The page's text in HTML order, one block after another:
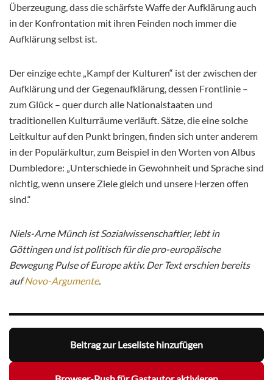
Überzeugung, dass die schärfste Waffe der Aufklärung auch
in der Konfrontation mit ihren Feinden noch immer die
Aufklärung selbst ist.
Der einzige echte „Kampf der Kulturen“ ist der zwischen der
Aufklärung und der Gegenaufklärung, dessen Frontlinie –
zum Glück – quer durch alle Nationalstaaten und
traditionellen Kulturräume verläuft. Sätze, die eine solche
Leitkultur auf den Punkt bringen, finden sich unter anderem
in der Populärkultur, zum Beispiel in den Worten von Albus
Dumbledore: „Unterschiede in Gewohnheit und Sprache sind
nichtig, wenn unsere Ziele gleich und unsere Herzen offen
sind.“
Niels-Arne Münch ist Sozialwissenschaftler, lebt in
Göttingen und ist politisch für die pro-europäische
Bewegung Pulse of Europe aktiv. Der Text erschien bereits
aufNovo-Argumente.
Beitrag zur Leseliste hinzufügen